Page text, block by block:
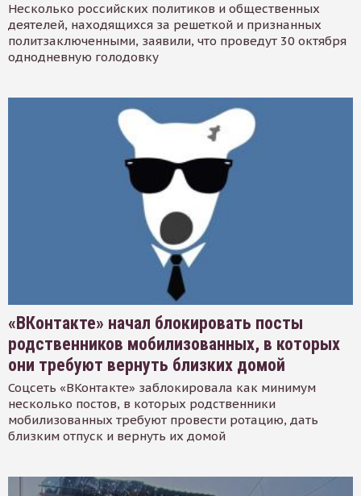
Несколько российских политиков и общественных
деятелей, находящихся за решеткой и признанных
политзаключенными, заявили, что проведут 30 октября
однодневную голодовку
«ВКонтакте» начал блокировать посты
родственников мобилизованных, в которых
они требуют вернуть близких домой
Соцсеть «ВКонтакте» заблокировала как минимум
несколько постов, в которых родственники
мобилизованных требуют провести ротацию, дать
близким отпуск и вернуть их домой